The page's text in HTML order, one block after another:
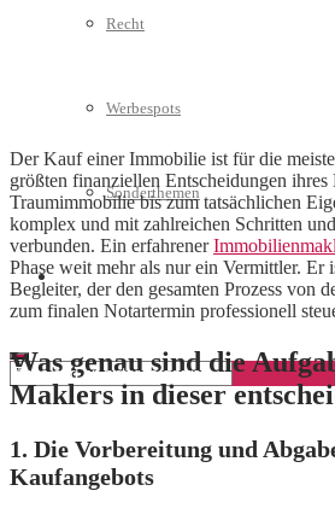
Recht
Werbespots
Sonderthemen
Geschäftskonto eröffnen
Der Kauf einer Immobilie ist für die
größten finanziellen Entscheidungen
Traumimmobilie bis zum tatsächlichen
komplex und mit zahlreichen Schritten
verbunden. Ein erfahrener
Phase weit mehr als nur ein Vermittler. Er
Begleiter, der den gesamten Prozess von
zum finalen Notartermin professionell
Was genau sind die
Maklers in dieser
1. Die Vorbereitung und
Kaufangebots